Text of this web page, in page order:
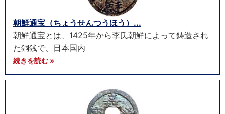
朝鮮通宝（ちょうせんつうほう）...
朝鮮通宝とは、1425年から李氏朝鮮によって鋳造され
た銅銭で、日本国内
続きを読む »